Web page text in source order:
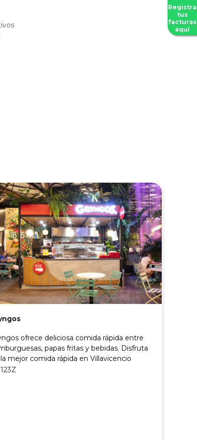
ofrece deliciosa comida rápida entre
papas fritas y bebidas. Disfruta
mejor comida rápida en Villavicencio
123Z
Registra
tus
facturas
aquí